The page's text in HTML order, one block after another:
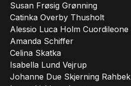
Susan Frøsig Grønning
Catinka Overby Thusholt
Alessio Luca Holm Cuordileone
Amanda Schiffer
Celina Skatka
Isabella Lund Vejrup
Johanne Due Skjerning Rahbek